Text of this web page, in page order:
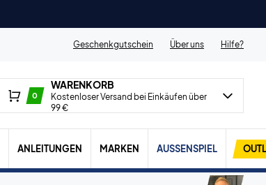
Geschenkgutschein
Über uns Hilfe?
0
WARENKORB
Kostenloser Versand bei Einkäufen über
99 €
ANLEITUNGEN MARKEN AUSSENSPIEL